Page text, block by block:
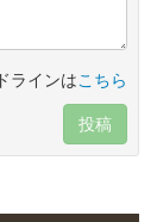
ラインはこちら
投稿